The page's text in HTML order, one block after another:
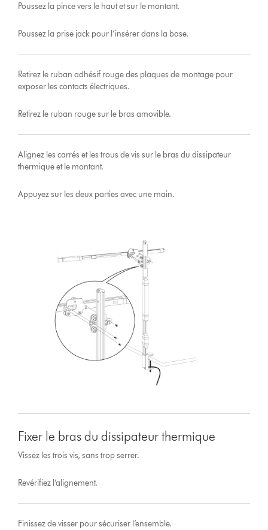
Poussez la pince vers le haut et sur le montant.
Poussez la prise jack pour l’insérer dans la base.
Retirez le ruban adhésif rouge des plaques de montage pour
exposer les contacts électriques.
Retirez le ruban rouge sur le bras amovible.
Alignez les carrés et les trous de vis sur le bras du dissipateur
thermique et le montant.
Appuyez sur les deux parties avec une main.
Fixer le bras du dissipateur thermique
Vissez les trois vis, sans trop serrer.
Revérifiez l’alignement.
Finissez de visser pour sécuriser l’ensemble.